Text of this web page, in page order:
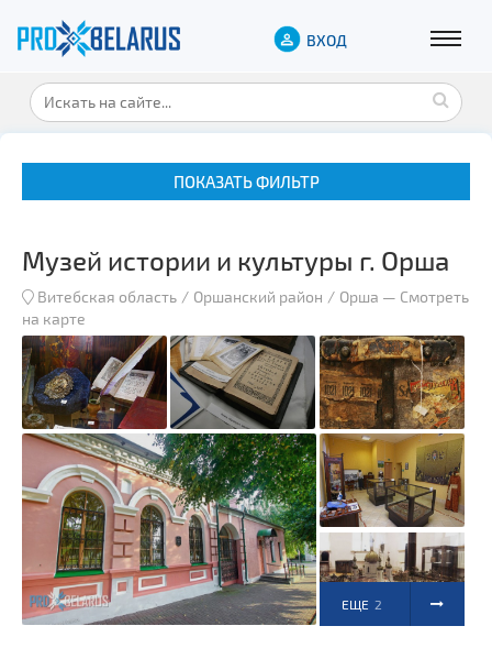
ВХОД
ПОКАЗАТЬ ФИЛЬТР
Музеи
Замки и дворцы
Военная история
Гражданская архитектура
Спортивные сооружения
Производства
Ратуши
Родовые усадьбы
Музей истории и культуры г. Орша
Витебская область Оршанский район Орша — Смотреть
на карте
ЕЩЕ 2